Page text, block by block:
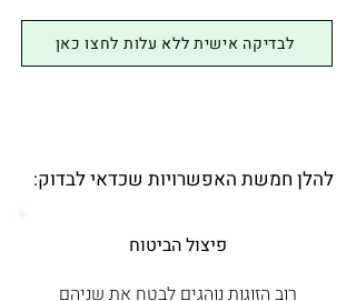
לבדיקה אישית ללא עלות לחצו כאן
להלן חמשת האפשרויות שכדאי לבדוק:
פיצול הביטוח
רוב הזוגות נוהגים לבטח את שניהם